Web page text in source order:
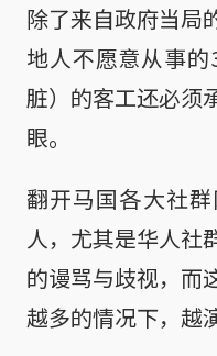
除了来自政府当局
地人不愿意从事
脏）的客工还必须
眼。
翻开马国各大社
人，尤其是华人社
的谩骂与歧视，而
越多的情况下，越